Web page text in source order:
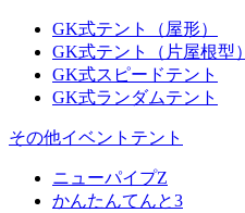
GK式テント（屋形）
GK式テント（片屋根型）
GK式スピードテント
GK式ランダムテント
その他イベントテント
ニューパイプZ
かんたんてんと3